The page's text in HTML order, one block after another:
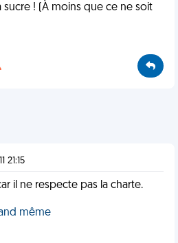
! (À moins que ce ne soit
21:15
il ne respecte pas la charte.
même